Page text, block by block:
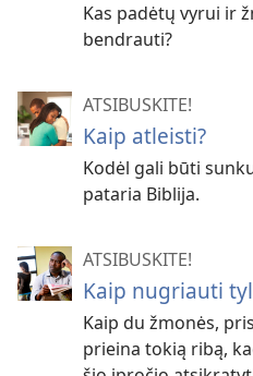
Kas padėtų vyrui ir
bendrauti?
ATSIBUSKITE!
Kaip atleisti?
Kodėl gali būti
pataria Biblija.
ATSIBUSKITE!
Kaip nugriauti
Kaip du žmonės,
prieina tokią ribą,